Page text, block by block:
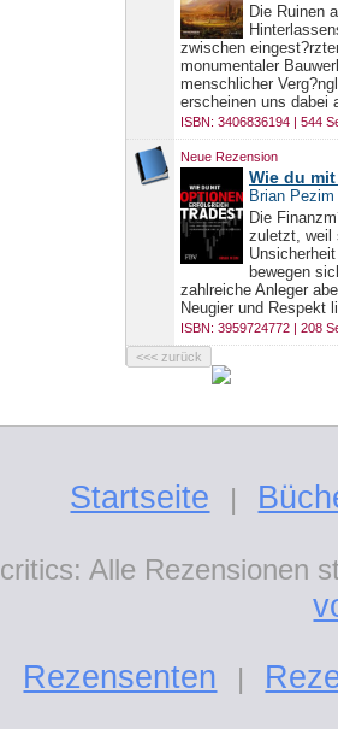
Die Ruinen
zwischen
monumentaler
menschlicher
erscheinen uns dabei
ISBN: 3406836194 | 544
Neue Rezension
Wie du
Brian Pezim
Die
zuletzt, weil
bewegen
zahlreiche Anleger
Neugier und Respekt
ISBN: 3959724772 | 208
Startseite |
Alle Rezensionen
Rezensenten
|